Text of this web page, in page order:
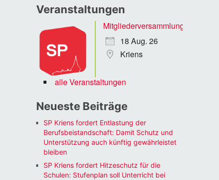
Veranstaltungen
Mitgliederversammlung
18 Aug. 26
Kriens
alle Veranstaltungen
Neueste Beiträge
SP Kriens fordert Entlastung der
Berufsbeistandschaft: Damit Schutz und
Unterstützung auch künftig gewährleistet
bleiben
SP Kriens fordert Hitzeschutz für die
Schulen: Stufenplan soll Unterricht bei